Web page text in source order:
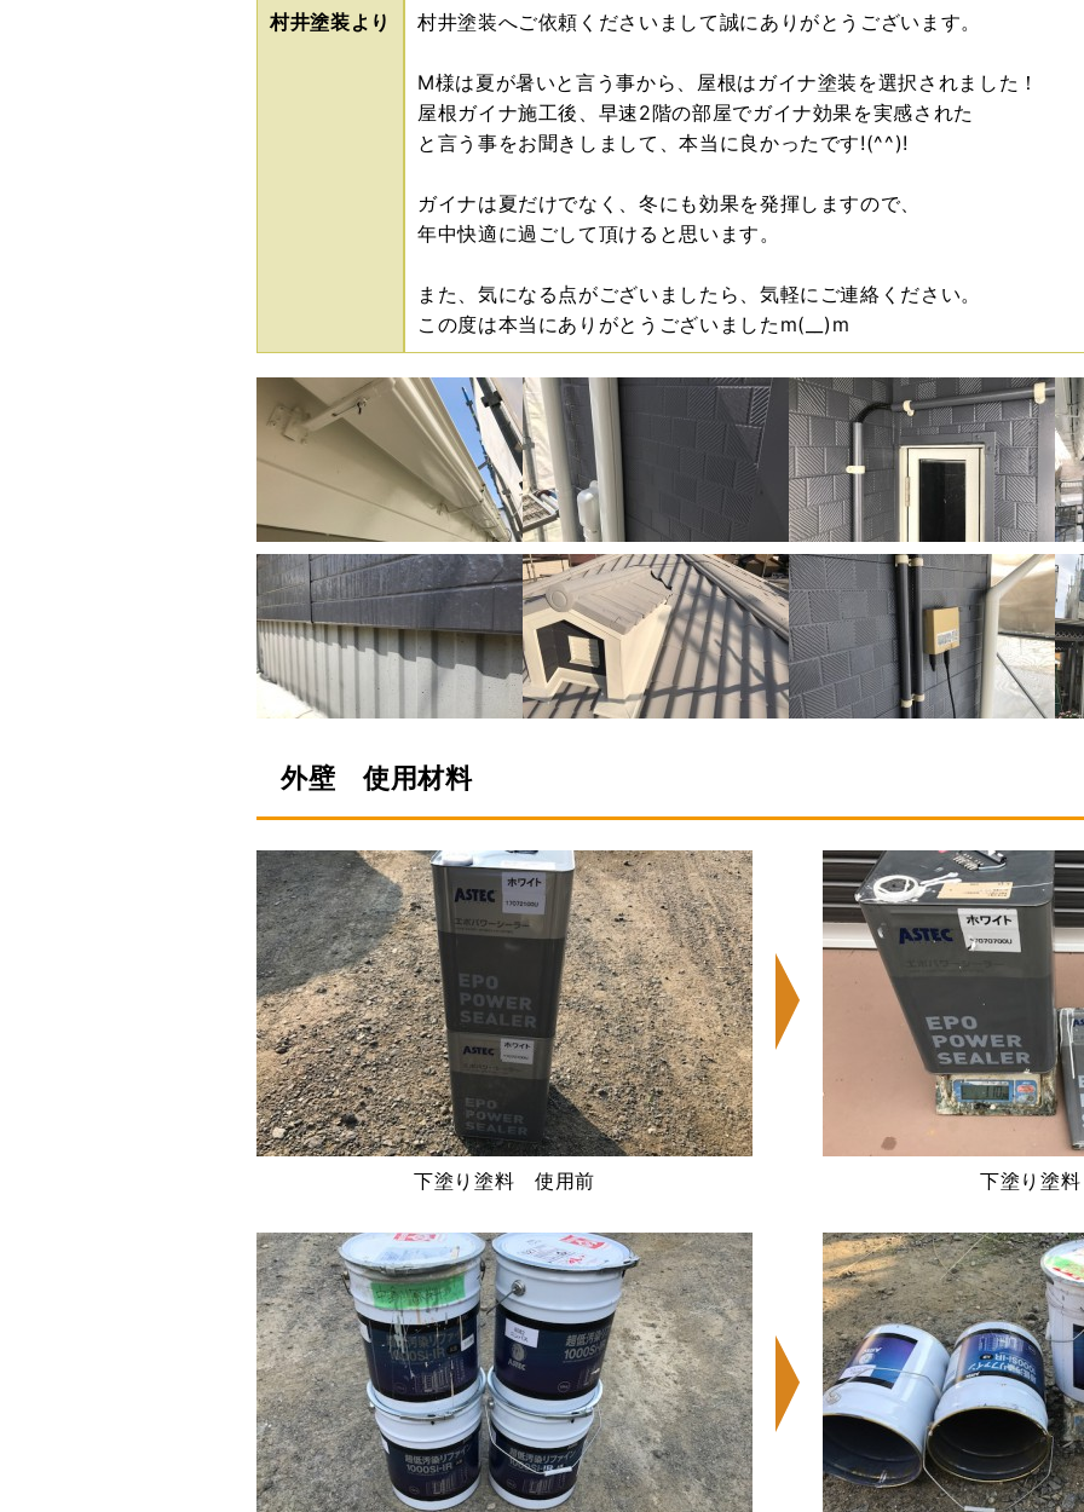
村井塗装より 村井塗装へご依頼くださいまして誠にありがとうございます。
M様は夏が暑いと言う事から、屋根はガイナ塗装を選択されました！
屋根ガイナ施工後、早速2階の部屋でガイナ効果を実感された
と言う事をお聞きしまして、本当に良かったです!(^^)!
ガイナは夏だけでなく、冬にも効果を発揮しますので、
年中快適に過ごして頂けると思います。
また、気になる点がございましたら、気軽にご連絡ください。
この度は本当にありがとうございましたm(__)m
外壁 使用材料
下塗り塗料 使用前 下塗り塗